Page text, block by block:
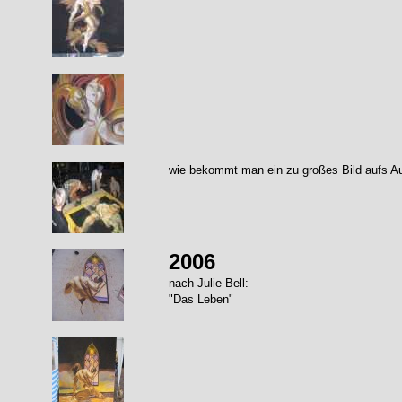
wie bekommt man ein zu großes Bild aufs
2006
nach Julie Bell:
"Das Leben"